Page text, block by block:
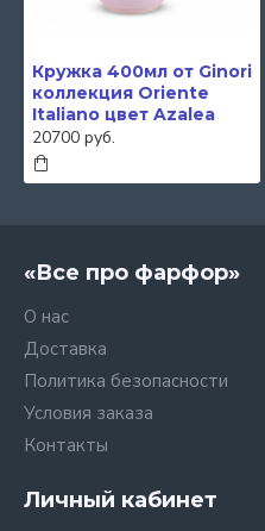
Кружка 400мл от Ginori
коллекция Oriente
Italiano цвет Azalea
20700 руб.
«Все про фарфор»
О нас
Доставка
Политика безопасности
Условия заказа
Контакты
Личный кабинет